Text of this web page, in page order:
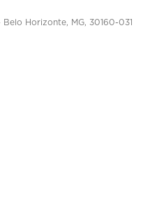
Horizonte, MG, 30160-031